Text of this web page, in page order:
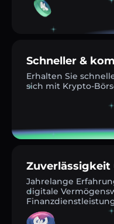
Schneller &
Erhalten Sie
sich mit Krypto-
Zuverlässigkeit
Jahrelange
digitale